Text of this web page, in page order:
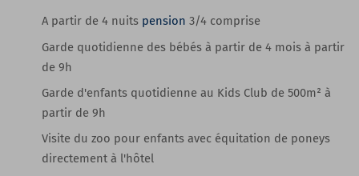
A partir de 4 nuits pension 3/4 comprise
Garde quotidienne des bébés à partir de 4 moisà partir
de 9h
Garde d'enfants quotidienne au Kids Club de 500m² à
partir de 9h
Visite du zoo pour enfantsavec équitation de poneys
directement à l'hôtel